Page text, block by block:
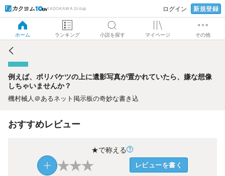
KADOKAWA Group ログイン 新規登録
ホーム ランキング 小説を探す マイページ その他
例えば、ポリバケツの上に遺影写真が置かれていたら、嫌な
想像しちゃいませんか？
例えば、ポリバケツの上に遺影写真が置かれていたら、嫌な想像
しちゃいませんか？
機村械人＠あるネット掲示板の奇妙な書き込
おすすめレビュー
★で称える
★★★ レビューを書く